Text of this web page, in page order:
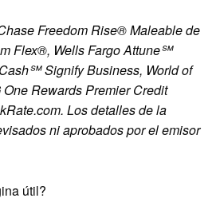
Freedom Rise®Maleable de
Flex®, Wells Fargo Attune℠
Signify Business, World of
Rewards Premier Credit
Los detalles de la
ni aprobados por el emisor
útil?